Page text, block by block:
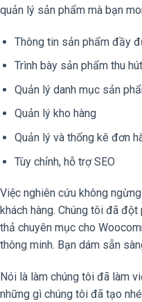
quản lý sản phẩm mà bạn
Thông tin sản phẩm đầy
Trình bày sản phẩm thu hút
Quản lý danh mục sản
Quản lý kho hàng
Quản lý và thống kê đơn
Tùy chỉnh, hỗ trợ SEO
Việc nghiên cứu không
khách hàng. Chúng tôi đã
thả chuyên mục cho
thông minh. Bạn dám sẵn
Nói là làm chúng tôi đã làm
những gì chúng tôi đã tạo